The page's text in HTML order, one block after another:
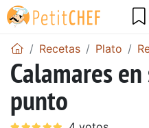
Recetas Plato
Calamares
punto